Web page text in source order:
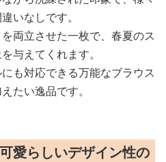
いなしです。
両立させた一枚で、春夏のス
与えてくれます。
も対応できる万能なブラウス
たい逸品です。
愛らしいデザイン性の